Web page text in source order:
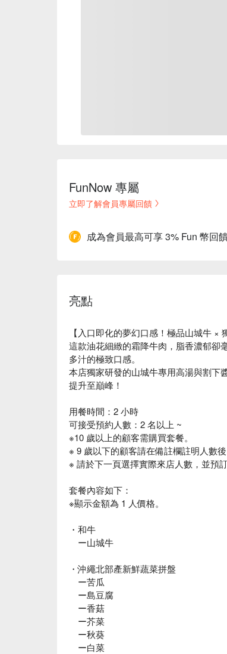
FunNow 專屬
立即了解會員專屬回饋
成為會員最高可享 3% Fun 幣回
亮點
【入口即化的夢幻口感！極品山城牛 ×
這款油花細緻的霜降牛肉，脂香濃郁卻
多汁的極致口感。
本店獨家研發的山城牛專用高湯與割下
提升至巔峰！
用餐時間：2 小時
可接受預約人數：2 名以上 ~
※10 歲以上的顧客需購買套餐。
※ 9 歲以下的顧客請在備註欄註明人數
※ 請於下一頁選擇實際來店人數，並預
套餐內容如下：
※顯示金額為 1 人價格。
・和牛
ー山城牛
・沖繩北部產新鮮蔬菜拼盤
ー苦瓜
ー島豆腐
ー香菇
ー芥菜
ー秋葵
ー白菜